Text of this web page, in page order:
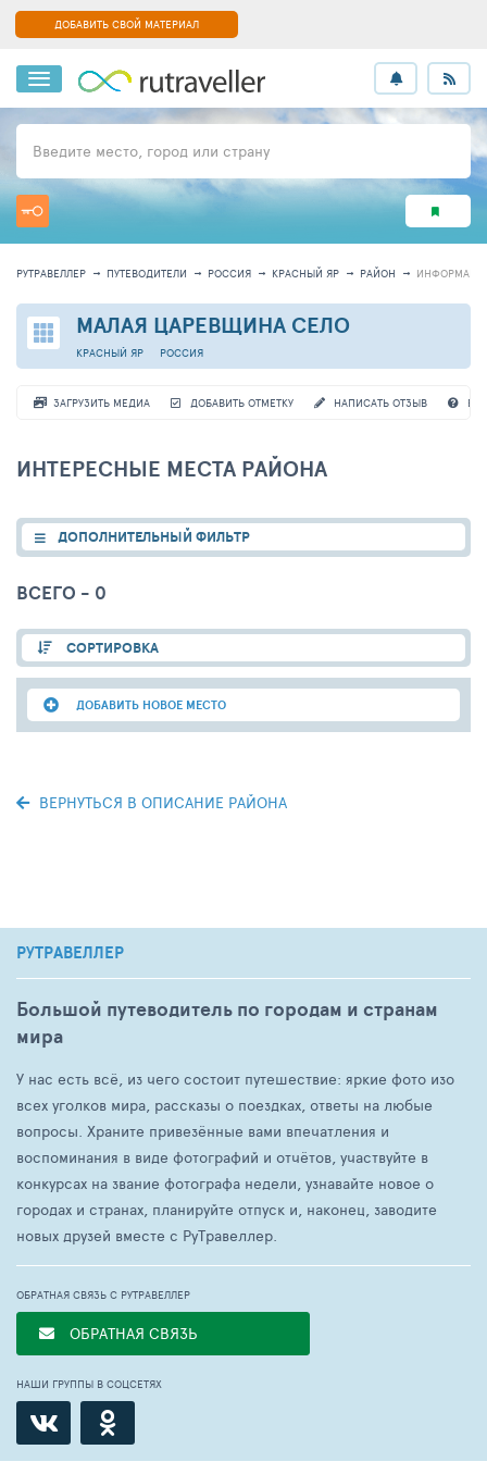
ДОБАВИТЬ СВОЙ МАТЕРИАЛ
Введите место, город или страну
РУТРАВЕЛЛЕР ПУТЕВОДИТЕЛИ РОССИЯ КРАСНЫЙ ЯР РАЙОН
МАЛАЯ ЦАРЕВЩИНА СЕЛО
РОССИЯ
КРАСНЫЙ ЯР
ЗАГРУЗИТЬ МЕДИА ДОБАВИТЬ ОТМЕТКУ НАПИСАТЬ ОТЗЫВ
ИНТЕРЕСНЫЕ МЕСТА РАЙОНА
ДОПОЛНИТЕЛЬНЫЙ ФИЛЬТР
ВСЕГО - 0
СОРТИРОВКА
ДОБАВИТЬ НОВОЕ МЕСТО
ВЕРНУТЬСЯ В ОПИСАНИЕ РАЙОНА
РУТРАВЕЛЛЕР
Большой путеводитель по городам и странам
мира
У нас есть всё, из чего состоит путешествие: яркие фото изо
всех уголков мира, рассказы о поездках, ответы на любые
вопросы. Храните привезённые вами впечатления и
воспоминания в виде фотографий и отчётов, участвуйте в
конкурсах на звание фотографа недели, узнавайте новое о
городах и странах, планируйте отпуск и, наконец, заводите
новых друзей вместе с РуТравеллер.
ОБРАТНАЯ СВЯЗЬ С РУТРАВЕЛЛЕР
ОБРАТНАЯ СВЯЗЬ
НАШИ ГРУППЫ В СОЦСЕТЯХ